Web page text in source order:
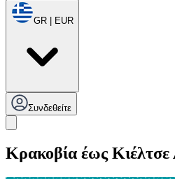
GR | EUR
Συνδεθείτε
Κρακοβία έως Κιέλτσε